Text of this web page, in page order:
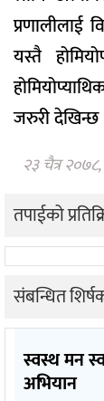
प्रणालीलाई
यस्तै
जरुरी देखिन्छ
२३ चैत्र
तपाईको
संबन्धित
स्वस्थ मन
अभियान